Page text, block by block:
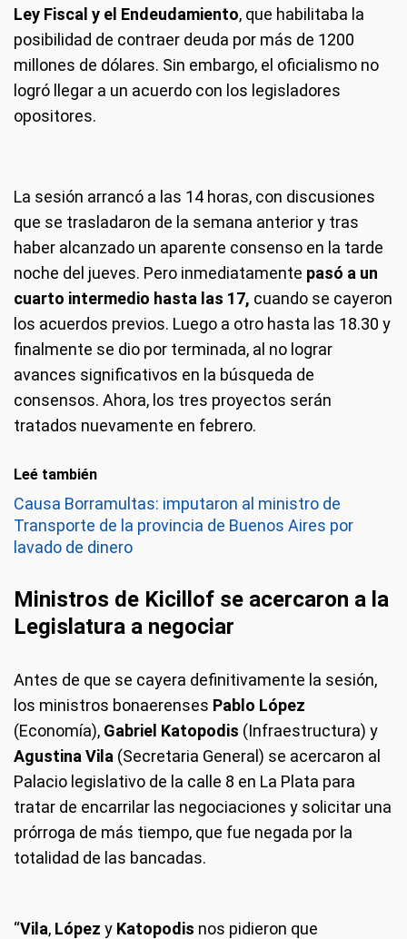
Ley Fiscal y el Endeudamiento, que habilitaba la
posibilidad de contraer deuda por más de 1200
millones de dólares. Sin embargo, el oficialismo no
logró llegar a un acuerdo con los legisladores
opositores.
La sesión arrancó a las 14 horas, con discusiones
que se trasladaron de la semana anterior y tras
haber alcanzado un aparente consenso en la tarde
noche del jueves. Pero inmediatamente pasó a un
cuarto intermedio hasta las 17, cuando se cayeron
los acuerdos previos. Luego a otro hasta las 18.30 y
finalmente se dio por terminada, al no lograr
avances significativos en la búsqueda de
consensos. Ahora, los tres proyectos serán
tratados nuevamente en febrero.
Leé también
Causa Borramultas: imputaron al ministro de
Transporte de la provincia de Buenos Aires por
lavado de dinero
Ministros de Kicillof se acercaron a la
Legislatura a negociar
Antes de que se cayera definitivamente la sesión,
los ministros bonaerenses Pablo López
(Economía), Gabriel Katopodis (Infraestructura) y
Agustina Vila (Secretaria General) se acercaron al
Palacio legislativo de la calle 8 en La Plata para
tratar de encarrilar las negociaciones y solicitar una
prórroga de más tiempo, que fue negada por la
totalidad de las bancadas.
“Vila, López y Katopodis nos pidieron que